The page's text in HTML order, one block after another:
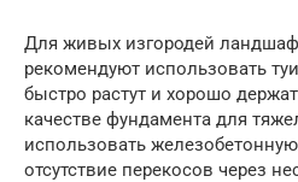
Для живых изгородей
рекомендуют использовать
быстро растут и хорошо
качестве фундамента для
использовать
отсутствие перекосов через